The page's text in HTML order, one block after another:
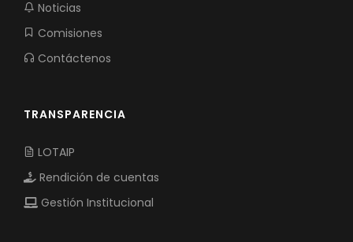
Noticias
Comisiones
Contáctenos
TRANSPARENCIA
LOTAIP
Rendición de cuentas
Gestión Institucional